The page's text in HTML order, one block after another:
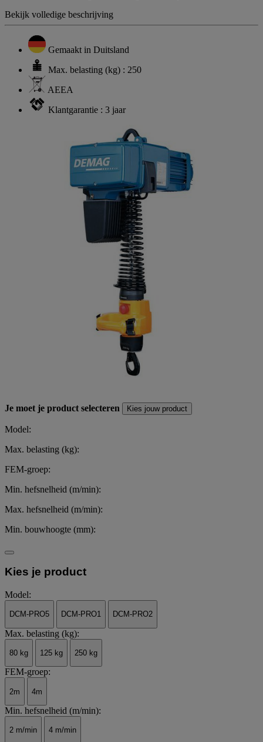
Bekijk volledige beschrijving
Gemaakt in Duitsland
Max. belasting (kg) : 250
AEEA
Klantgarantie : 3 jaar
Je moet je product selecteren Kies jouw product
Model:
Max. belasting (kg):
FEM-groep:
Min. hefsnelheid (m/min):
Max. hefsnelheid (m/min):
Min. bouwhoogte (mm):
Kies je product
Model:
DCM-PRO5 DCM-PRO1 DCM-PRO2
Max. belasting (kg):
80 kg 125 kg 250 kg
FEM-groep:
2m 4m
Min. hefsnelheid (m/min):
2 m/min 4 m/min